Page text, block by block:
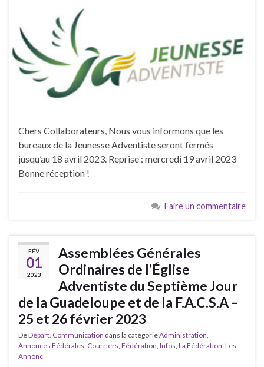
Chers Collaborateurs, Nous vous informons que les
bureaux de la Jeunesse Adventiste seront fermés
jusqu’au 18 avril 2023. Reprise : mercredi 19 avril 2023
Bonne réception !
Faire un commentaire
FÉV
01
2023
Assemblées Générales
Ordinaires de l’Église
Adventiste du Septième Jour
de la Guadeloupe et de la F.A.C.S.A –
25 et 26 février 2023
DeDépart. Communication dans la catégorieAdministration
Annonces Fédérales Courriers Fédération Infos La Fédération Les
Annonc